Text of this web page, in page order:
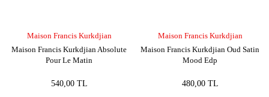
Maison Francis Kurkdjian
Maison Francis Kurkdjian Absolute
Pour Le Matin
540,00 TL
Maison Francis Kurkdjian
Maison Francis Kurkdjian Oud Satin
Mood Edp
480,00 TL